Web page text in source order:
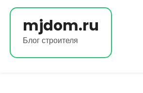
Перейти
содержимомуmjdom.ru
Блог строителя